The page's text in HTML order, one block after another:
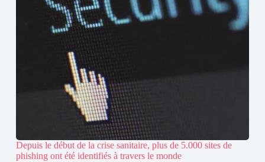
Depuis le début de la crise sanitaire, plus de 5.000 sites de
phishing ont été identifiés à travers le monde